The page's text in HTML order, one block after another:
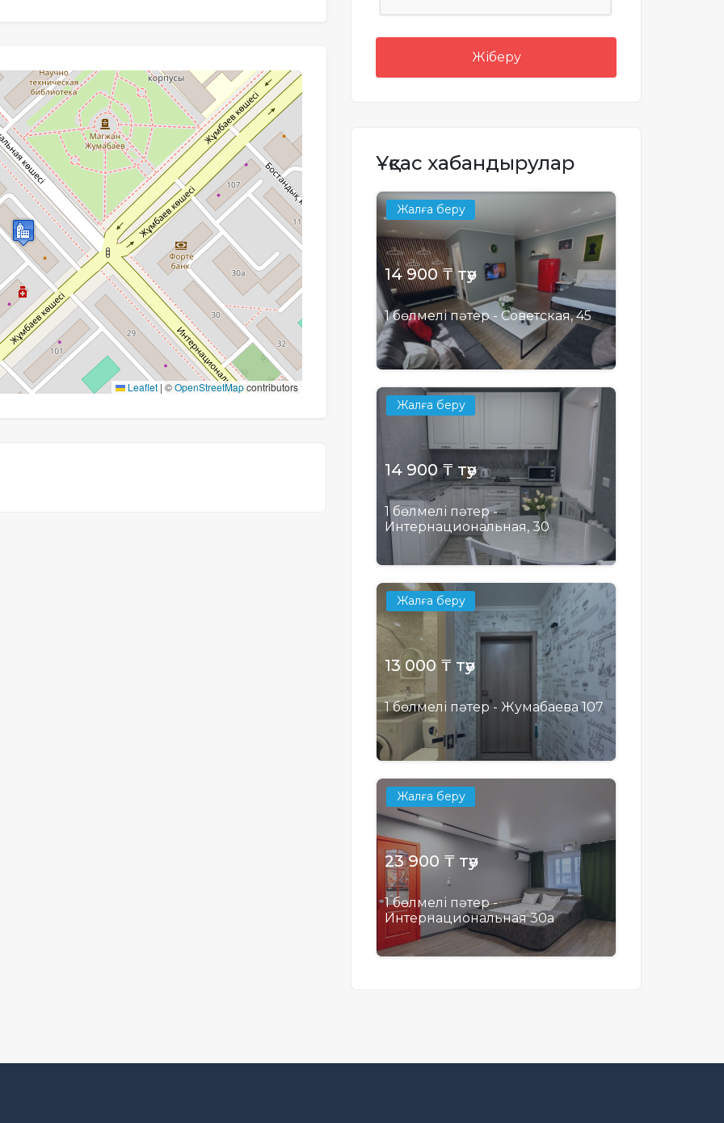
Leaflet | ©OpenStreetMapcontributors
Жіберу
Ұқсас хабандырулар
Жалға беру
14 900 ₸ тәу
1 бөлмелі пәтер - Советская, 45
Жалға беру
14 900 ₸ тәу
1 бөлмелі пәтер -
Интернациональная, 30
Жалға беру
13 000 ₸ тәу
1 бөлмелі пәтер - Жумабаева 107
Жалға беру
23 900 ₸ тәу
1 бөлмелі пәтер -
Интернациональная 30а